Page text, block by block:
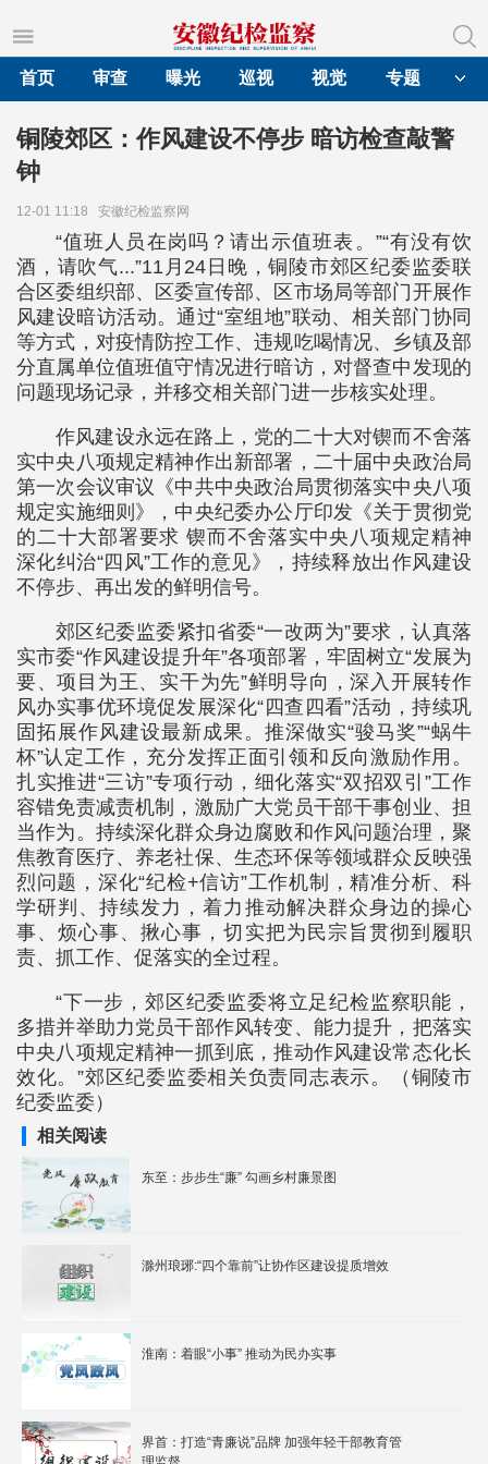
首页
审查 曝光 巡视 视觉 专题
铜陵郊区：作风建设不停步 暗访检查敲警
钟
12-01 11:18 安徽纪检监察网
“值班人员在岗吗？请出示值班表。”“有没有饮
酒，请吹气...”11月24日晚，铜陵市郊区纪委监委联
合区委组织部、区委宣传部、区市场局等部门开展作
风建设暗访活动。通过“室组地”联动、相关部门协同
等方式，对疫情防控工作、违规吃喝情况、乡镇及部
分直属单位值班值守情况进行暗访，对督查中发现的
问题现场记录，并移交相关部门进一步核实处理。
作风建设永远在路上，党的二十大对锲而不舍落
实中央八项规定精神作出新部署，二十届中央政治局
第一次会议审议《中共中央政治局贯彻落实中央八项
规定实施细则》，中央纪委办公厅印发《关于贯彻党
的二十大部署要求 锲而不舍落实中央八项规定精神
深化纠治“四风”工作的意见》，持续释放出作风建设
不停步、再出发的鲜明信号。
郊区纪委监委紧扣省委“一改两为”要求，认真落
实市委“作风建设提升年”各项部署，牢固树立“发展为
要、项目为王、实干为先”鲜明导向，深入开展转作
风办实事优环境促发展深化“四查四看”活动，持续巩
固拓展作风建设最新成果。推深做实“骏马奖”“蜗牛
杯”认定工作，充分发挥正面引领和反向激励作用。
扎实推进“三访”专项行动，细化落实“双招双引”工作
容错免责减责机制，激励广大党员干部干事创业、担
当作为。持续深化群众身边腐败和作风问题治理，聚
焦教育医疗、养老社保、生态环保等领域群众反映强
烈问题，深化“纪检+信访”工作机制，精准分析、科
学研判、持续发力，着力推动解决群众身边的操心
事、烦心事、揪心事，切实把为民宗旨贯彻到履职
责、抓工作、促落实的全过程。
“下一步，郊区纪委监委将立足纪检监察职能，
多措并举助力党员干部作风转变、能力提升，把落实
中央八项规定精神一抓到底，推动作风建设常态化长
效化。”郊区纪委监委相关负责同志表示。（铜陵市
纪委监委）
相关阅读
东至：步步生“廉” 勾画乡村廉景图
滁州琅琊:“四个靠前”让协作区建设提质增效
淮南：着眼“小事” 推动为民办实事
界首：打造“青廉说”品牌 加强年轻干部教育管